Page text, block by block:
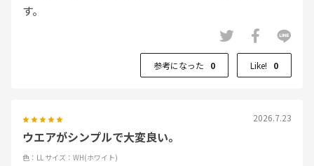
す。
参考になった 0 Like! 0
2026.7.23
ウエアがシンプルで大変良い。
色：LL サイズ：WH(ホワイト)